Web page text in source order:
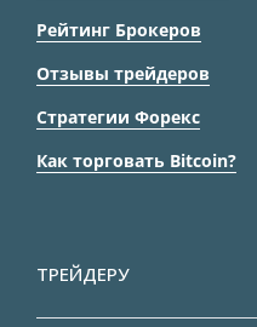
Рейтинг Брокеров
Отзывы трейдеров
Стратегии Форекс
Как торговать Bitcoin?
ТРЕЙДЕРУ